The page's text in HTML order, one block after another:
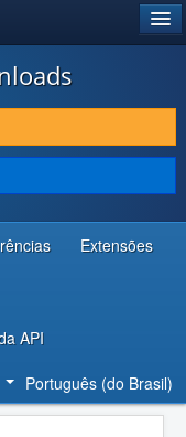
Extensões
API
Português (do Brasil)